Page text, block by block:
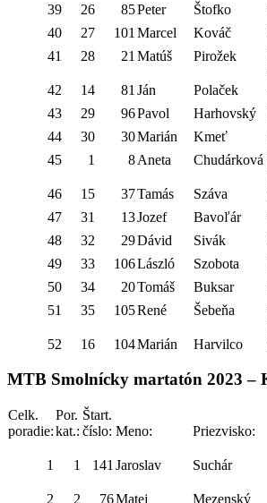
39
26 85Peter Štofko
40
27 101 Marcel Kováč
41
28 21 Matúš Pirožek
42 14 81 Ján Polaček
43
29 96Pavol Harhovský
44
30 30Marián Kmeť
45
1 8Aneta Chudárková
46 15 37Tamás Száva
47
31 13Jozef Bavoľár
48
32 29Dávid Sivák
49
33 106László Szobota
50
34 20Tomáš Buksar
51
35 105René Šebeňa
52 16 104Marián Harvilco
MTB Smolnícky martatón 2023
Celk.
poradie:
Por.
kat.:
Štart.
číslo: Meno: Priezvisko:
1 1 141 Jaroslav Suchár
2 2 76Matej Mezenský